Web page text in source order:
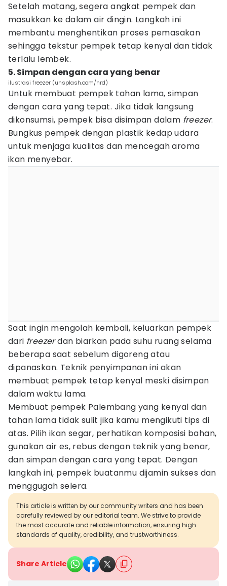
Setelah matang, segera angkat pempek dan
masukkan ke dalam air dingin. Langkah ini
membantu menghentikan proses pemasakan
sehingga tekstur pempek tetap kenyal dan tidak
terlalu lembek.
5. Simpan dengan cara yang benar
ilustrasi freezer (unsplash.com/nrd)
Untuk membuat pempek tahan lama, simpan
dengan cara yang tepat. Jika tidak langsung
dikonsumsi, pempek bisa disimpan dalam freezer.
Bungkus pempek dengan plastik kedap udara
untuk menjaga kualitas dan mencegah aroma
ikan menyebar.
Saat ingin mengolah kembali, keluarkan pempek
dari freezerdan biarkan pada suhu ruang selama
beberapa saat sebelum digoreng atau
dipanaskan. Teknik penyimpanan ini akan
membuat pempek tetap kenyal meski disimpan
dalam waktu lama.
Membuat pempek Palembang yang kenyal dan
tahan lama tidak sulit jika kamu mengikuti tips di
atas. Pilih ikan segar, perhatikan komposisi bahan,
gunakan air es, rebus dengan teknik yang benar,
dan simpan dengan cara yang tepat. Dengan
langkah ini, pempek buatanmu dijamin sukses dan
menggugah selera.
This article is written by our community writers and has been
carefully reviewed by our editorial team. We strive to provide
the most accurate and reliable information, ensuring high
standards of quality, credibility, and trustworthiness.
Share Article